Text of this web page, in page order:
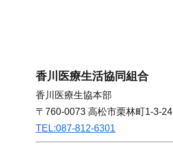
香川医療生活協同組合
香川医療生協本部
〒760-0073 高松市栗林町1-3-24
TEL:087-812-6301